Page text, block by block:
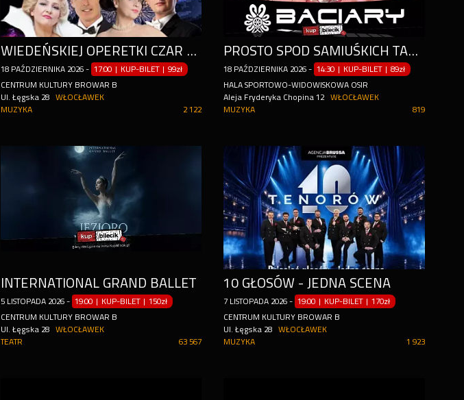
WIEDEŃSKIEJ OPERETKI CZAR GALA OPERETKOWO-MUSICALOWA, ŚWIAT KONCERTÓW WIEDEŃSKICH OPERETEK MUSICALI
18 PAŹDZIERNIKA 2026 - 17:00 | KUP-BILET | 99zł
CENTRUM KULTURY BROWAR B
Ul. Łęgska 28
WŁOCŁAWEK
2 122
MUZYKA
PROSTO SPOD SAMIUŚKICH TATR NAJWIĘKSZE GWIAZDY GÓRALSKIEGO FOLKU!
18 PAŹDZIERNIKA 2026 - 14:30 | KUP-BILET |89zł
HALA SPORTOWO-WIDOWISKOWA OSIR
Aleja Fryderyka Chopina 12
WŁOCŁAWEK
819
MUZYKA
INTERNATIONAL GRAND BALLET
5 LISTOPADA 2026 - 19:00 | KUP-BILET | 150zł
CENTRUM KULTURY BROWAR B
Ul. Łęgska 28
WŁOCŁAWEK
63 567
TEATR
10 GŁOSÓW - JEDNA SCENA
7 LISTOPADA 2026 - 19:00 | KUP-BILET |170zł
CENTRUM KULTURY BROWAR B
Ul. Łęgska 28
WŁOCŁAWEK
1 923
MUZYKA